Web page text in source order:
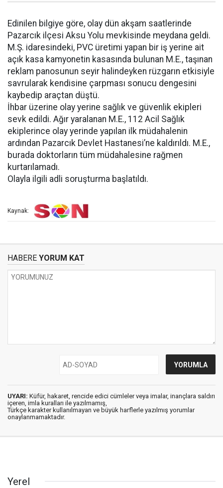
Edinilen bilgiye göre, olay dün akşam saatlerinde
Pazarcık ilçesi Aksu Yolu mevkisinde meydana geldi.
M.Ş. idaresindeki, PVC üretimi yapan bir iş yerine ait
açık kasa kamyonetin kasasında bulunan M.E., taşınan
reklam panosunun seyir halindeyken rüzgarın etkisiyle
savrularak kendisine çarpması sonucu dengesini
kaybedip araçtan düştü.
İhbar üzerine olay yerine sağlık ve güvenlik ekipleri
sevk edildi. Ağır yaralanan M.E., 112 Acil Sağlık
ekiplerince olay yerinde yapılan ilk müdahalenin
ardından Pazarcık Devlet Hastanesi’ne kaldırıldı. M.E.,
burada doktorların tüm müdahalesine rağmen
kurtarılamadı.
Olayla ilgili adli soruşturma başlatıldı.
Kaynak:
HABERE YORUM KAT
UYARI: Küfür, hakaret, rencide edici cümleler veya imalar, inançlara saldırı
içeren, imla kuralları ile yazılmamış,
Türkçe karakter kullanılmayan ve büyük harflerle yazılmış yorumlar
onaylanmamaktadır.
Yerel